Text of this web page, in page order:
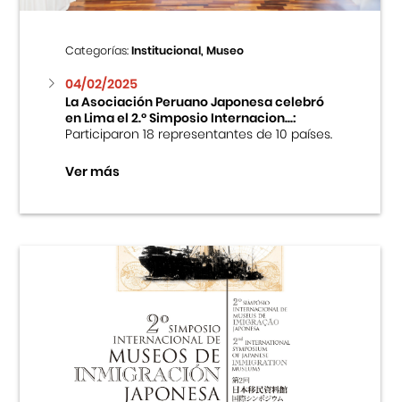
Categorías:Institucional, Museo
04/02/2025
La Asociación Peruano Japonesa celebró
en Lima el 2.º Simposio Internacion...:
Participaron 18 representantes de 10 países.
Ver más